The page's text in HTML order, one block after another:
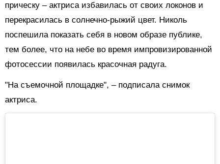
прическу – актриса избавилась от своих локонов и
перекрасилась в солнечно-рыжий цвет. Николь
поспешила показать себя в новом образе публике,
тем более, что на небе во время импровизированной
фотосессии появилась красочная радуга.
"На съемочной площадке", – подписала снимок
актриса.